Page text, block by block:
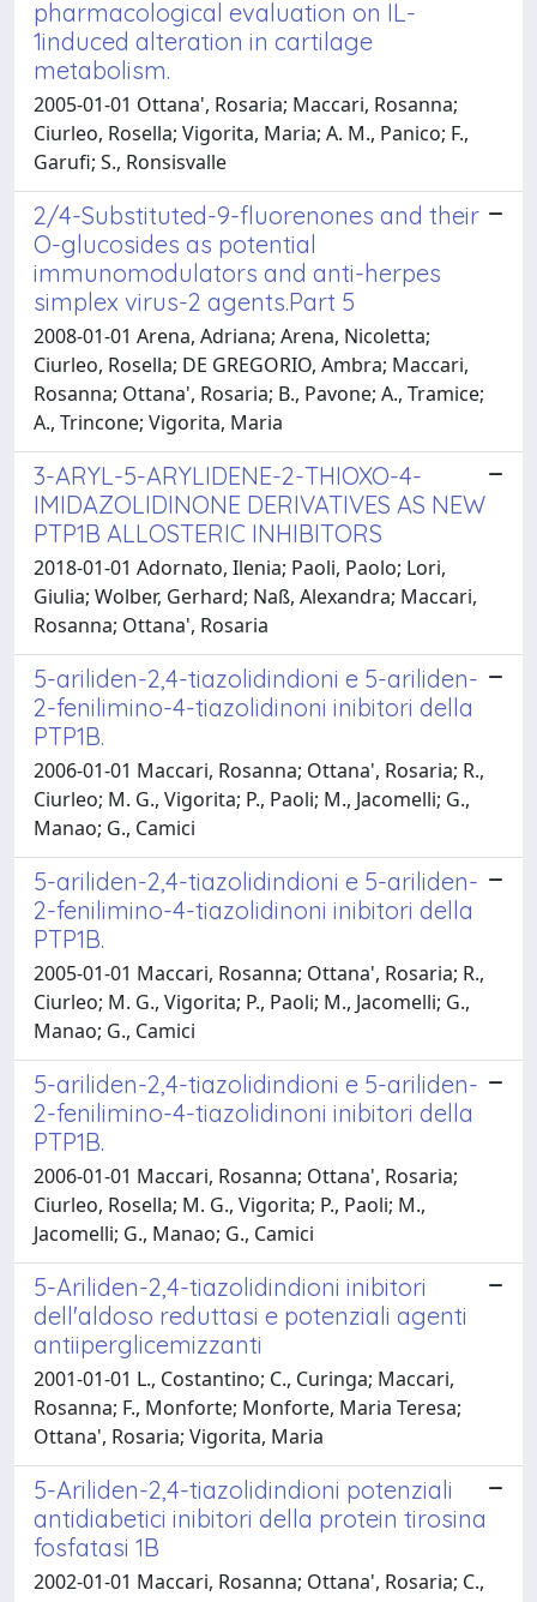
pharmacological evaluation on IL-
1induced alteration in cartilage
metabolism.
2005-01-01 Ottana', Rosaria; Maccari, Rosanna;
Ciurleo, Rosella; Vigorita, Maria; A. M., Panico; F.,
Garufi; S., Ronsisvalle
2/4-Substituted-9-fluorenones and their
O-glucosides as potential
immunomodulators and anti-herpes
simplex virus-2 agents.Part 5
2008-01-01 Arena, Adriana; Arena, Nicoletta;
Ciurleo, Rosella; DE GREGORIO, Ambra; Maccari,
Rosanna; Ottana', Rosaria; B., Pavone; A., Tramice;
A., Trincone; Vigorita, Maria
3-ARYL-5-ARYLIDENE-2-THIOXO-4-
IMIDAZOLIDINONE DERIVATIVES AS NEW
PTP1B ALLOSTERIC INHIBITORS
2018-01-01 Adornato, Ilenia; Paoli, Paolo; Lori,
Giulia; Wolber, Gerhard; Naß, Alexandra; Maccari,
Rosanna; Ottana', Rosaria
5-ariliden-2,4-tiazolidindioni e 5-ariliden-
2-fenilimino-4-tiazolidinoni inibitori della
PTP1B.
2006-01-01 Maccari, Rosanna; Ottana', Rosaria; R.,
Ciurleo; M. G., Vigorita; P., Paoli; M., Jacomelli; G.,
Manao; G., Camici
5-ariliden-2,4-tiazolidindioni e 5-ariliden-
2-fenilimino-4-tiazolidinoni inibitori della
PTP1B.
2005-01-01 Maccari, Rosanna; Ottana', Rosaria; R.,
Ciurleo; M. G., Vigorita; P., Paoli; M., Jacomelli; G.,
Manao; G., Camici
5-ariliden-2,4-tiazolidindioni e 5-ariliden-
2-fenilimino-4-tiazolidinoni inibitori della
PTP1B.
2006-01-01 Maccari, Rosanna; Ottana', Rosaria;
Ciurleo, Rosella; M. G., Vigorita; P., Paoli; M.,
Jacomelli; G., Manao; G., Camici
5-Ariliden-2,4-tiazolidindioni inibitori
dell'aldoso reduttasi e potenziali agenti
antiiperglicemizzanti
2001-01-01 L., Costantino; C., Curinga; Maccari,
Rosanna; F., Monforte; Monforte, Maria Teresa;
Ottana', Rosaria; Vigorita, Maria
5-Ariliden-2,4-tiazolidindioni potenziali
antidiabetici inibitori della protein tirosina
fosfatasi 1B
2002-01-01 Maccari, Rosanna; Ottana', Rosaria; C.,